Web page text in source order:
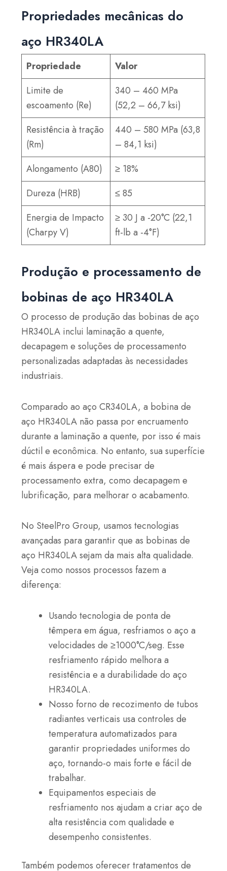
Propriedades mecânicas do
aço HR340LA
Propriedade
Valor
Limite de
escoamento (Re)
340 – 460 MPa
(52,2 – 66,7 ksi)
Resistência à tração
(Rm)
440 – 580 MPa (63,8
– 84,1 ksi)
Alongamento (A80)
≥ 18%
Dureza (HRB)
≤ 85
Energia de Impacto
(Charpy V)
≥ 30 J a -20°C (22,1
ft-lb a -4°F)
Produção e processamento de
bobinas de aço HR340LA
O processo de produção das bobinas de aço
HR340LA inclui laminação a quente,
decapagem e soluções de processamento
personalizadas adaptadas às necessidades
industriais.
Comparado ao aço CR340LA, a bobina de
aço HR340LA não passa por encruamento
durante a laminação a quente, por isso é mais
dúctil e econômica. No entanto, sua superfície
é mais áspera e pode precisar de
processamento extra, como decapagem e
lubrificação, para melhorar o acabamento.
No SteelPro Group, usamos tecnologias
avançadas para garantir que as bobinas de
aço HR340LA sejam da mais alta qualidade.
Veja como nossos processos fazem a
diferença:
Usando tecnologia de ponta de
têmpera em água, resfriamos o aço a
velocidades de ≥1000°C/seg. Esse
resfriamento rápido melhora a
resistência e a durabilidade do aço
HR340LA.
Nosso forno de recozimento de tubos
radiantes verticais usa controles de
temperatura automatizados para
garantir propriedades uniformes do
aço, tornando-o mais forte e fácil de
trabalhar.
Equipamentos especiais de
resfriamento nos ajudam a criar aço de
alta resistência com qualidade e
desempenho consistentes.
Também podemos oferecer tratamentos de